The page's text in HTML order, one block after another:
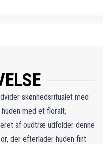
skønhedsritualet med
med et floralt,
af oudtræ udfolder denne
der efterlader huden fint